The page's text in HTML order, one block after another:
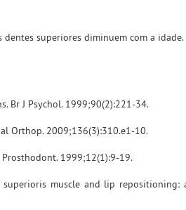
superiores diminuem com a idade.
Br J Psychol. 1999;90(2):221-34.
Orthop. 2009;136(3):310.e1-10.
Prosthodont. 1999;12(1):9-19.
superioris muscle and lip repositioning: